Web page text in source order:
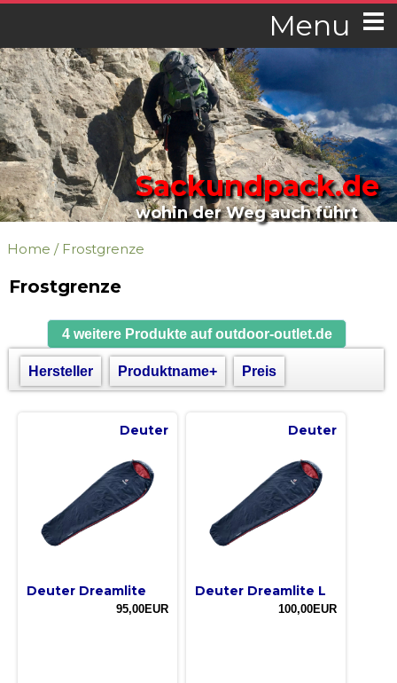
Menu
Sackundpack.de
wohin der Weg auch führt
Home / Frostgrenze
Frostgrenze
4 weitere Produkte auf outdoor-outlet.de
Hersteller Produktname+ Preis
Deuter
Deuter Dreamlite
95,00EUR
Deuter
Deuter Dreamlite L
100,00EUR